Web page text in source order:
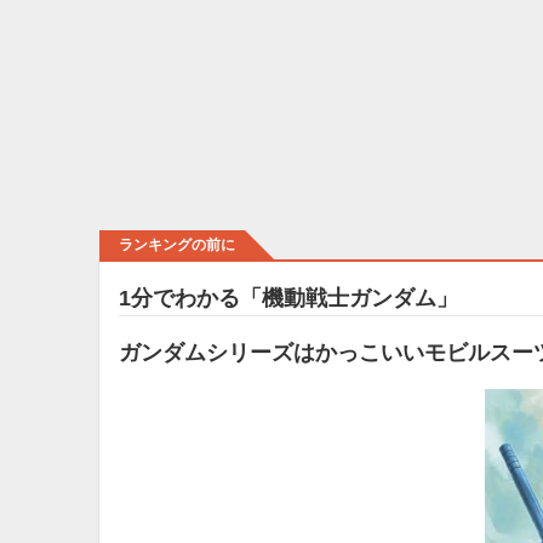
ランキングの前に
1分でわかる「機動戦士ガンダム」
ガンダムシリーズはかっこいいモビルスー